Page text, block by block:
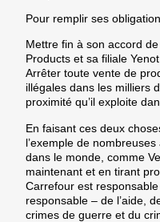
Pour remplir ses
Mettre fin à son accord
Products et sa filiale
Arrêter toute vente de
illégales dans les milliers
proximité qu’il exploite
En faisant ces deux
l’exemple de
dans le monde, comme
maintenant et en tirant
Carrefour est
responsable – de l’aide,
crimes de guerre et du